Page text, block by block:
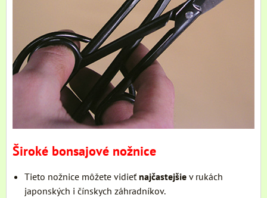
Široké bonsajové nožnice
Tieto nožnice môžete vidieťnajčastejšie v rukách
japonských i čínskych záhradníkov.